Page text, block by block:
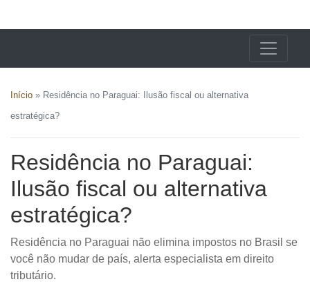
Início » Residência no Paraguai: Ilusão fiscal ou alternativa
estratégica?
Residência no Paraguai:
Ilusão fiscal ou alternativa
estratégica?
Residência no Paraguai não elimina impostos no Brasil se
você não mudar de país, alerta especialista em direito
tributário.